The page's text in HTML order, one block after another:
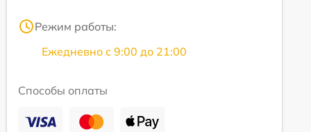
Режим работы:
Ежедневно с 9:00 до 21:00
Способы оплаты